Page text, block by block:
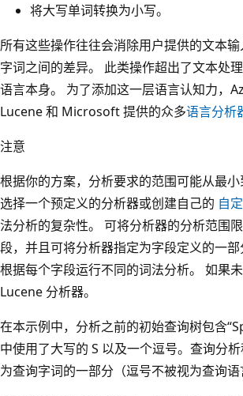
将大写单词转换为小写。
所有这些操作往往会消除用户提供的文本
字词之间的差异。 此类操作超出了文本处
语言本身。 为了添加这一层语言认知力，
Lucene 和 Microsoft 提供的众多语言分析
注意
根据你的方案，分析要求的范围可能从最
选择一个预定义的分析器或创建自己的 自
法分析的复杂性。 可将分析器的分析范围
段，并且可将分析器指定为字段定义的一
根据每个字段运行不同的词法分析。 如果
Lucene 分析器。
在本示例中，分析之前的初始查询树包含
中使用了大写的 S 以及一个逗号。查询分
为查询字词的一部分（逗号不被视为查询语